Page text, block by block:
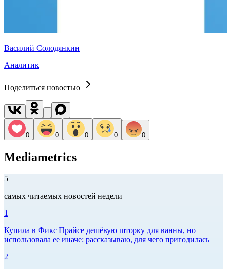
Василий Солодянкин
Аналитик
Поделиться новостью
0 0 0 0 0
Mediametrics
5
самых читаемых новостей недели
1
Купила в Фикс Прайсе дешёвую шторку для ванны, но
использовала ее иначе: рассказываю, для чего пригодилась
2